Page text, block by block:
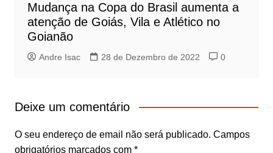
Mudança na Copa do Brasil aumenta a
atenção de Goiás, Vila e Atlético no
Goianão
Andre Isac 28 de Dezembro de 2022 0
Deixe um comentário
O seu endereço de email não será publicado. Campos
obrigatórios marcados com *